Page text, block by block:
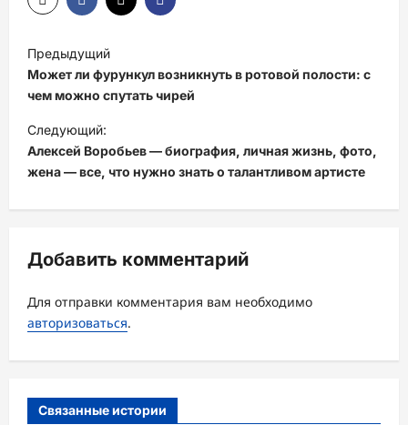
Н
а
в
и
г
а
ц
я
з
а
Предыдущий
Может ли фурункул возникнуть в ротовой полости: с
чем можно спутать чирей
Следующий:
Алексей Воробьев — биография, личная жизнь, фото,
жена — все, что нужно знать о талантливом артисте
Добавить комментарий
Для отправки комментария вам необходимо
авторизоваться.
Связанные истории